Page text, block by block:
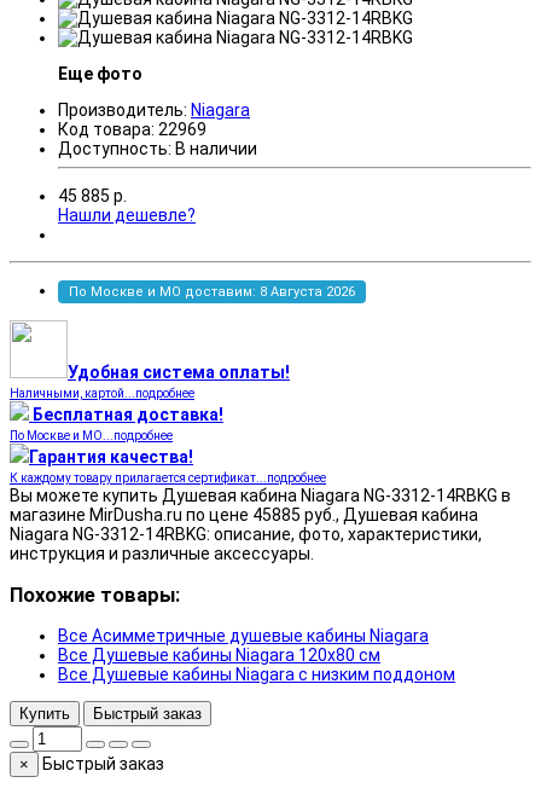
Еще фото
Производитель: Niagara
Код товара: 22969
Доступность: В наличии
45 885 р.
Нашли дешевле?
По Москве и МО доставим: 8 Августа 2026
Удобная система оплаты!
Наличными, картой...подробнее
Бесплатная доставка!
По Москве и МО...подробнее
Гарантия качества!
К каждому товару прилагается сертификат...подробнее
Вы можете купить Душевая кабина Niagara NG-3312-14RBKG в
магазине MirDusha.ru по цене 45885 руб., Душевая кабина
Niagara NG-3312-14RBKG: описание, фото, характеристики,
инструкция и различные аксессуары.
Похожие товары:
Все Асимметричные душевые кабины Niagara
Все Душевые кабины Niagara 120x80 см
Все Душевые кабины Niagara с низким поддоном
Купить Быстрый заказ
× Быстрый заказ